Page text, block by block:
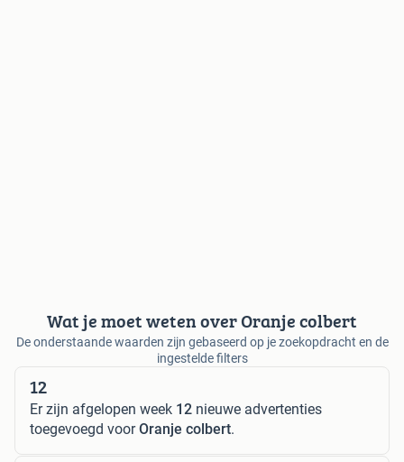
Wat je moet weten over Oranje colbert
De onderstaande waarden zijn gebaseerd op je zoekopdracht en de
ingestelde filters
12
Er zijn afgelopen week 12 nieuwe advertenties
toegevoegd voorOranje colbert.